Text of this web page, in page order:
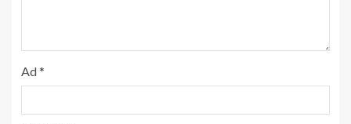
Ad*